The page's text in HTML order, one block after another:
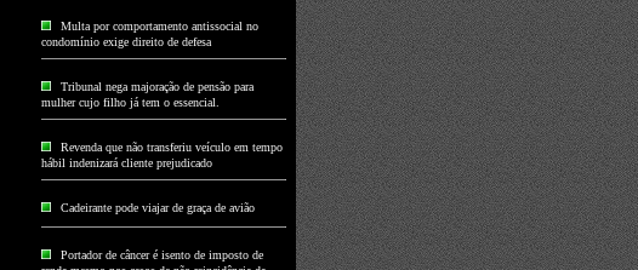
Multa por comportamento antissocial no
condomínio exige direito de defesa
Tribunal nega majoração de pensão para
mulher cujo filho já tem o essencial.
Revenda que não transferiu veículo em tempo
hábil indenizará cliente prejudicado
Cadeirante pode viajar de graça de avião
Portador de câncer é isento de imposto de